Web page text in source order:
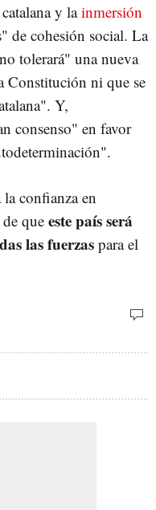
y lainmersión
de cohesión social. La
tolerará" una nueva
Constitución ni que se
Y,
consenso" en favor
confianza en
que este país será
las fuerzas para el